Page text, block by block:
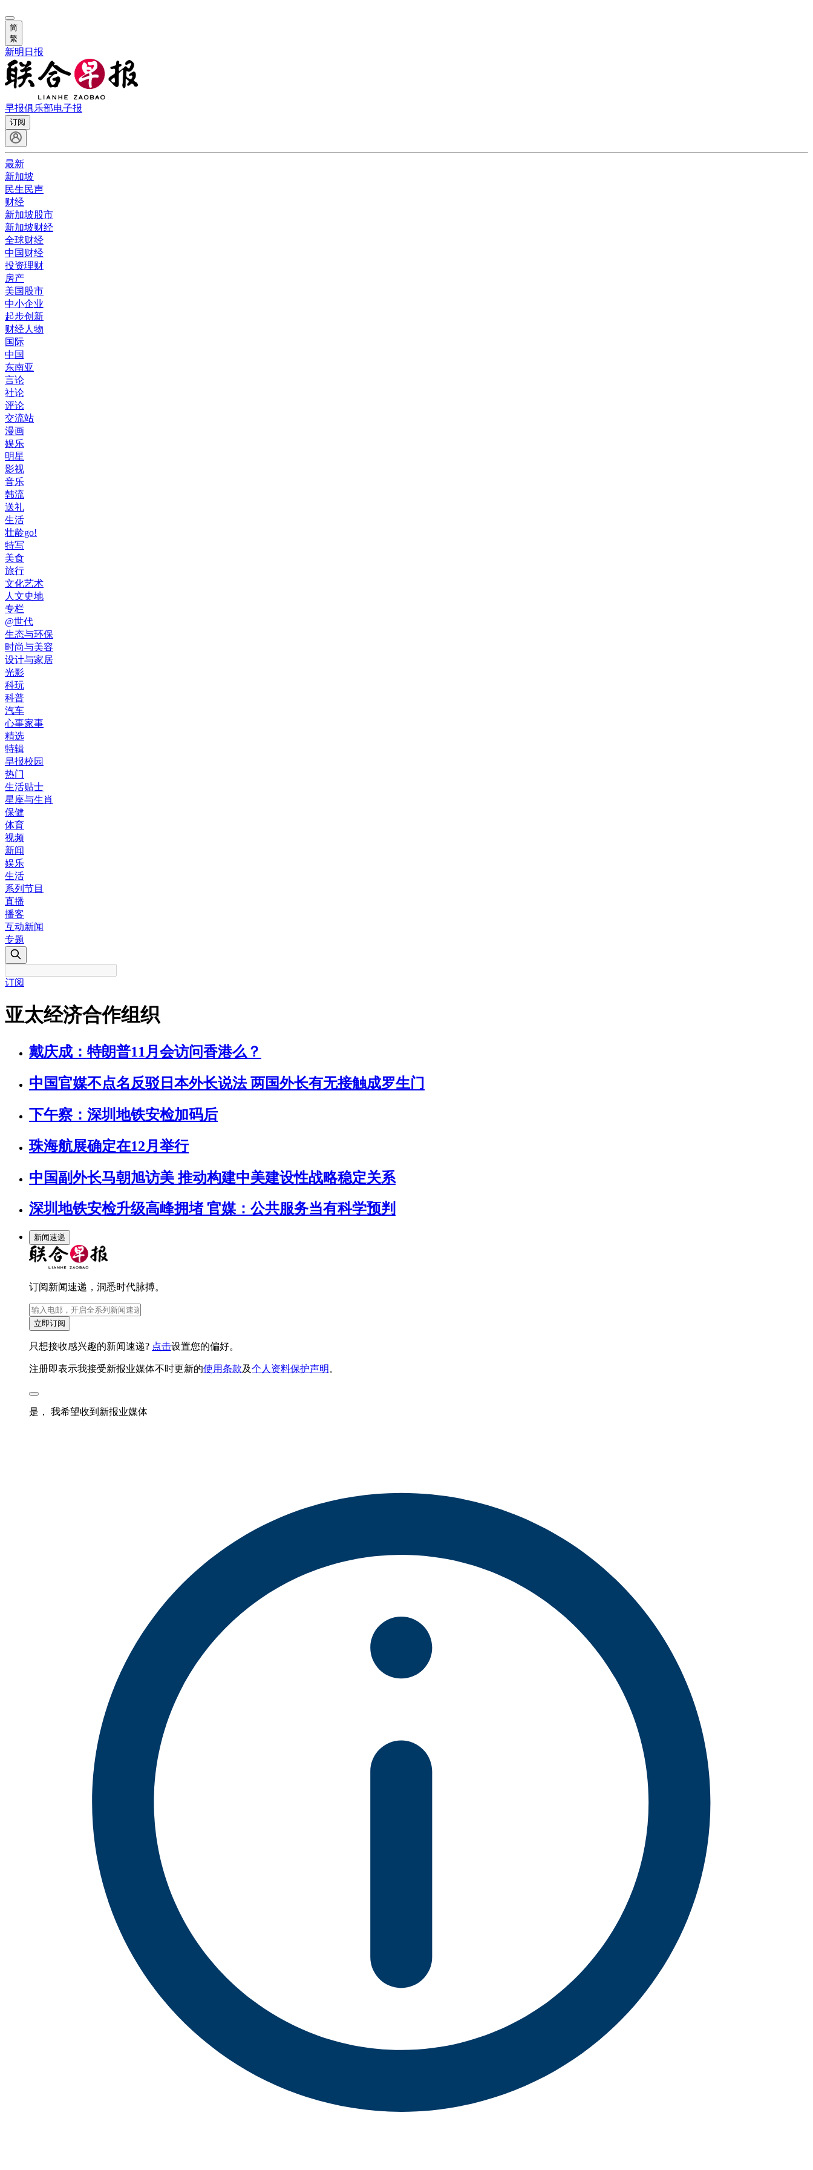
简
繁
新明日报
早报俱乐部电子报
订阅
最新
新加坡
民生民声
财经
新加坡股市
新加坡财经
全球财经
中国财经
投资理财
房产
美国股市
中小企业
起步创新
财经人物
国际
中国
东南亚
言论
社论
评论
交流站
漫画
娱乐
明星
影视
音乐
韩流
送礼
生活
壮龄go!
特写
美食
旅行
文化艺术
人文史地
专栏
@世代
生态与环保
时尚与美容
设计与家居
光影
科玩
科普
汽车
心事家事
精选
特辑
早报校园
热门
生活贴士
星座与生肖
保健
体育
视频
新闻
娱乐
生活
系列节目
直播
播客
互动新闻
专题
订阅
亚太经济合作组织
戴庆成：特朗普11月会访问香港么？
中国官媒不点名反驳日本外长说法 两国外长有无接触成罗生门
下午察：深圳地铁安检加码后
珠海航展确定在12月举行
中国副外长马朝旭访美 推动构建中美建设性战略稳定关系
深圳地铁安检升级高峰拥堵 官媒：公共服务当有科学预判
新闻速递
订阅新闻速递，洞悉时代脉搏。
立即订阅
只想接收感兴趣的新闻速递? 点击设置您的偏好。
注册即表示我接受新报业媒体不时更新的使用条款及个人资料保护声明 。
是， 我希望收到新报业媒体